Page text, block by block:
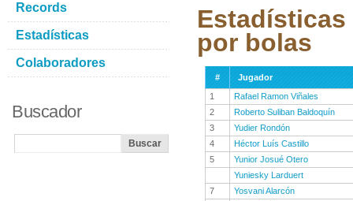
Estadísticas
por bolas
#
Jugador
1
Rafael Ramon Viñales
2
Roberto Suliban Baldoquín
3
Yudier Rondón
4
Héctor Luís Castillo
5
Yunior Josué Otero
Yuniesky Larduert
7
Yosvani Alarcón
Records
Estadísticas
Colaboradores
Buscador